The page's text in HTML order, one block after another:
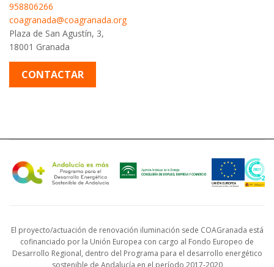
958806266
coagranada@coagranada.org
Plaza de San Agustín, 3,
18001 Granada
CONTACTAR
El proyecto/actuación de renovación iluminación sede COAGranada está
cofinanciado por la Unión Europea con cargo al Fondo Europeo de
Desarrollo Regional, dentro del Programa para el desarrollo energético
sostenible de Andalucía en el período 2017-2020